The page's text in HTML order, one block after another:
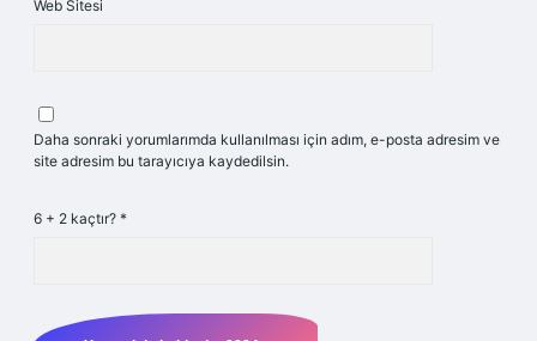
Web Sitesi
Daha sonraki yorumlarımda kullanılması için adım, e-posta adresim ve
site adresim bu tarayıcıya kaydedilsin.
6 + 2 kaçtır? *